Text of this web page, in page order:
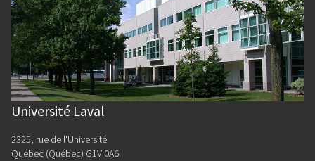
Université Laval
2325, rue de l'Université
Québec (Québec) G1V 0A6